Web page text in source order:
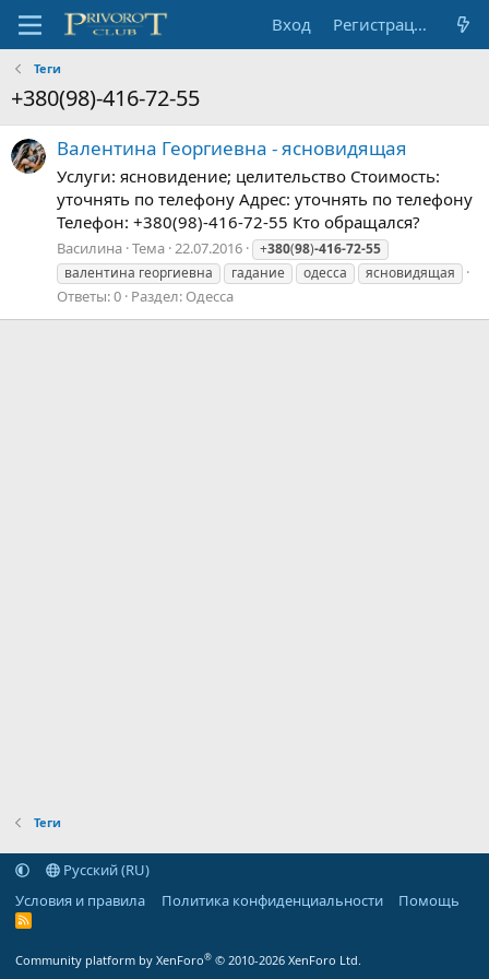
Вход Регистрация
Теги
+380(98)-416-72-55
Валентина Георгиевна - ясновидящая
Услуги: ясновидение; целительство Стоимость:
уточнять по телефону Адрес: уточнять по телефону
Телефон: +380(98)-416-72-55 Кто обращался?
Василина Тема 22.07.2016 +380(98)-416-72-55
валентина георгиевна
гадание одесса ясновидящая
Ответы: 0 Раздел: Одесса
Теги
Русский (RU)
Условия и правила
Политика конфиденциальности Помощь
R
Community platform by XenForo® © 2010-2026 XenForo Ltd.